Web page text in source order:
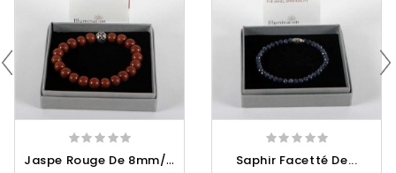
J
Aspe Rouge De 8mm/Taille 1... Saphir Facetté De...